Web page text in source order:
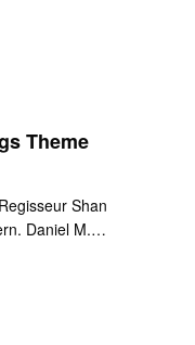
Theme
Shan
Daniel M.…